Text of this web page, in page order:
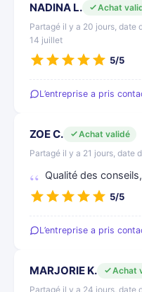
NADINA L.
Achat
Partagé il y a 20 jours, date
14 juillet
5/5
L’entreprise a pris
ZOE C.
Achat validé
Partagé il y a 21 jours, date
Qualité des
5/5
L’entreprise a pris
MARJORIE K.
Achat
Partagé il y a 24 jours, date